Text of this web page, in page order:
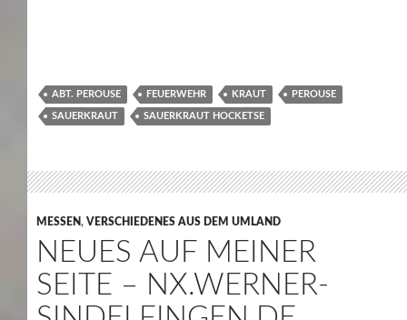
ABT. PEROUSE FEUERWEHR KRAUT PEROUSE
SAUERKRAUT SAUERKRAUT HOCKETSE
MESSEN, VERSCHIEDENES AUS DEM UMLAND
NEUES AUF MEINER
SEITE – NX.WERNER-